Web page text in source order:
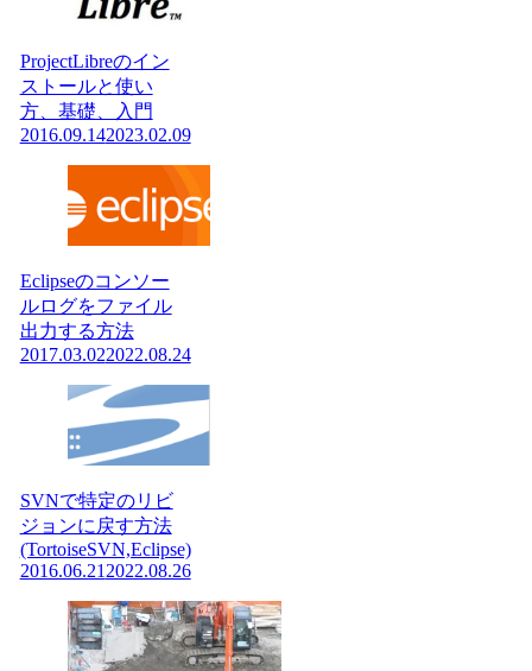
ProjectLibreのイン
ストールと使い
方、基礎、入門
2016.09.142023.02.09
Eclipseのコンソー
ルログをファイル
出力する方法
2017.03.022022.08.24
SVNで特定のリビ
ジョンに戻す方法
(TortoiseSVN,Eclipse)
2016.06.21 2022.08.26